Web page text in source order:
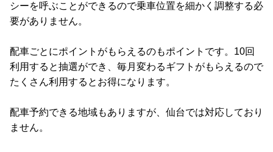
シーを呼ぶことができるので乗車位置を細かく調整する必
要がありません。
配車ごとにポイントがもらえるのもポイントです。10回
利用すると抽選ができ、毎月変わるギフトがもらえるので
たくさん利用するとお得になります。
配車予約できる地域もありますが、仙台では対応しており
ません。